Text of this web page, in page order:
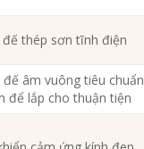
thép sơn tĩnh điện
âm vuông tiêu chuẩn
để lắp cho thuận tiện